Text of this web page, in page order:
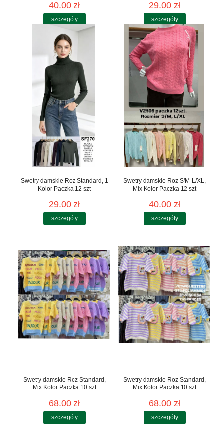
40.00 zł
szczegóły
29.00 zł
szczegóły
Swetry damskie Roz Standard, 1
Kolor Paczka 12 szt
29.00 zł
szczegóły
Swetry damskie Roz S/M-L/XL,
Mix Kolor Paczka 12 szt
40.00 zł
szczegóły
Swetry damskie Roz Standard,
Mix Kolor Paczka 10 szt
68.00 zł
szczegóły
Swetry damskie Roz Standard,
Mix Kolor Paczka 10 szt
68.00 zł
szczegóły